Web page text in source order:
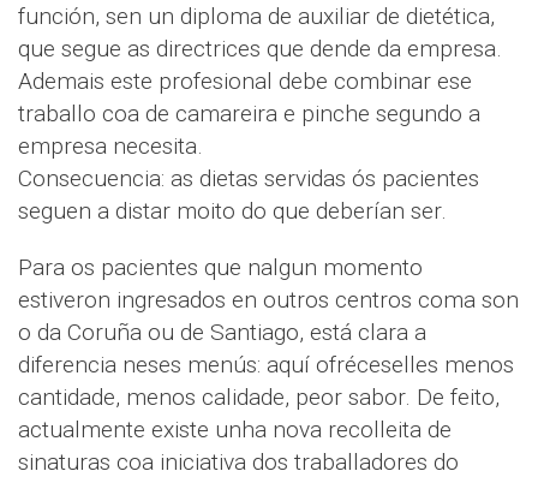
función, sen un diploma de auxiliar de dietética,
que segue as directrices que dende da empresa.
Ademais este profesional debe combinar ese
traballo coa de camareira e pinche segundo a
empresa necesita.
Consecuencia: as dietas servidas ós pacientes
seguen a distar moito do que deberían ser.
Para os pacientes que nalgun momento
estiveron ingresados en outros centros coma son
o da Coruña ou de Santiago, está clara a
diferencia neses menús: aquí ofréceselles menos
cantidade, menos calidade, peor sabor. De feito,
actualmente existe unha nova recolleita de
sinaturas coa iniciativa dos traballadores do